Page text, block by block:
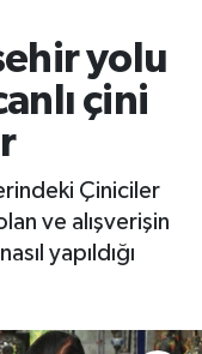
yolu
çini
Çiniciler
ve alışverişin
yapıldığı